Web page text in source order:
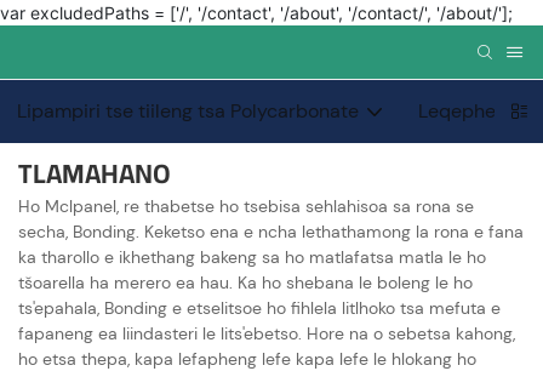
var excludedPaths = ['/', '/contact', '/about', '/contact/', '/about/'];
Lipampiri tse tiileng tsa Polycarbonate Leqephe le
TLAMAHANO
Ho Mclpanel, re thabetse ho tsebisa sehlahisoa sa rona se
secha, Bonding. Keketso ena e ncha lethathamong la rona e fana
ka tharollo e ikhethang bakeng sa ho matlafatsa matla le ho
tšoarella ha merero ea hau. Ka ho shebana le boleng le ho
ts'epahala, Bonding e etselitsoe ho fihlela litlhoko tsa mefuta e
fapaneng ea liindasteri le lits'ebetso. Hore na o sebetsa kahong,
ho etsa thepa, kapa lefapheng lefe kapa lefe le hlokang ho